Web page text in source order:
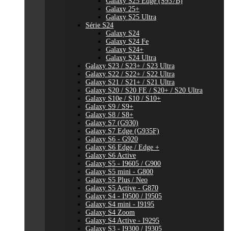
Galaxy 25+
Galaxy S25 Ultra
Série S24
Galaxy S24
Galaxy S24 Fe
Galaxy S24+
Galaxy S24 Ultra
Galaxy S23 / S23+ / S23 Ultra
Galaxy S22 / S22+ / S22 Ultra
Galaxy S21 / S21+ / S21 Ultra
Galaxy S20 / S20 FE / S20+ / S20 Ultra
Galaxy S10e / S10 / S10+
Galaxy S9 / S9+
Galaxy S8 / S8+
Galaxy S7 (G930)
Galaxy S7 Edge (G935F)
Galaxy S6 - G920
Galaxy S6 Edge / Edge +
Galaxy S6 Active
Galaxy S5 - I9605 / G900
Galaxy S5 mini - G800
Galaxy S5 Plus / Neo
Galaxy S5 Active - G870
Galaxy S4 - I9500 / I9505
Galaxy S4 mini - I9195
Galaxy S4 Zoom
Galaxy S4 Active - I9295
Galaxy S3 - I9300 / I9305